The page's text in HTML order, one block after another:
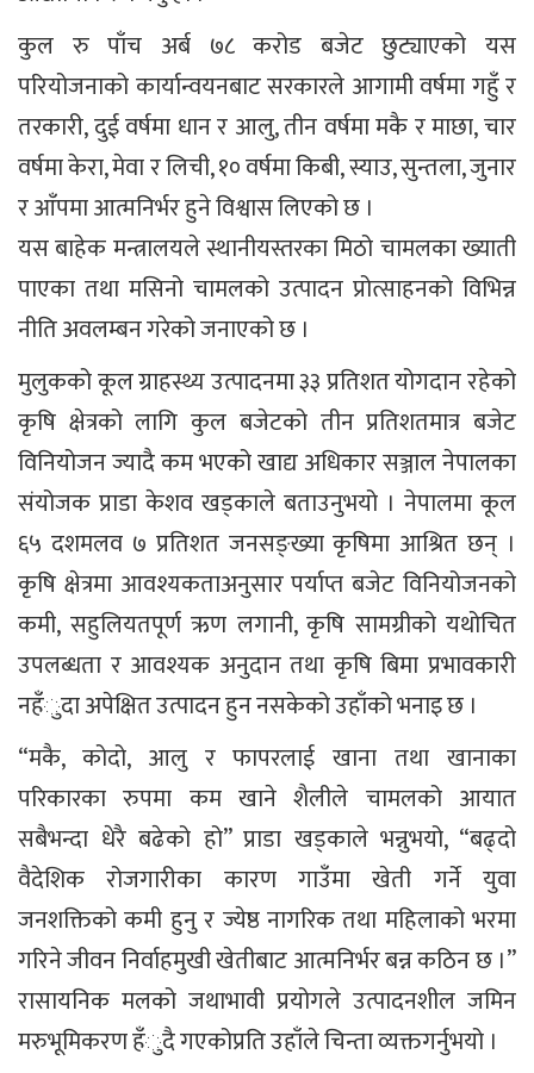
कुल रु पाँच अर्ब ७८ करोड बजेट छुट्याएको यस
परियोजनाको कार्यान्वयनबाट सरकारले आगामी वर्षमा गहुँ र
तरकारी, दुई वर्षमा धान र आलु, तीन वर्षमा मकै र माछा, चार
वर्षमा केरा, मेवा र लिची, १० वर्षमा किबी, स्याउ, सुन्तला, जुनार
र आँपमा आत्मनिर्भर हुने विश्वास लिएको छ ।
यस बाहेक मन्त्रालयले स्थानीयस्तरका मिठो चामलका ख्याती
पाएका तथा मसिनो चामलको उत्पादन प्रोत्साहनको विभिन्न
नीति अवलम्बन गरेको जनाएको छ ।
मुलुकको कूल ग्राहस्थ्य उत्पादनमा ३३ प्रतिशत योगदान रहेको
कृषि क्षेत्रको लागि कुल बजेटको तीन प्रतिशतमात्र बजेट
विनियोजन ज्यादै कम भएको खाद्य अधिकार सञ्जाल नेपालका
संयोजक प्राडा केशव खड्काले बताउनुभयो । नेपालमा कूल
६५ दशमलव ७ प्रतिशत जनसङ्ख्या कृषिमा आश्रित छन् ।
कृषि क्षेत्रमा आवश्यकताअनुसार पर्याप्त बजेट विनियोजनको
कमी, सहुलियतपूर्ण ऋण लगानी, कृषि सामग्रीको यथोचित
उपलब्धता र आवश्यक अनुदान तथा कृषि बिमा प्रभावकारी
नहँुदा अपेक्षित उत्पादन हुन नसकेको उहाँको भनाइ छ ।
“मकै, कोदो, आलु र फापरलाई खाना तथा खानाका
परिकारका रुपमा कम खाने शैलीले चामलको आयात
सबैभन्दा धेरै बढेको हो” प्राडा खड्काले भन्नुभयो, “बढ्दो
वैदेशिक रोजगारीका कारण गाउँमा खेती गर्ने युवा
जनशक्तिको कमी हुनु र ज्येष्ठ नागरिक तथा महिलाको भरमा
गरिने जीवन निर्वाहमुखी खेतीबाट आत्मनिर्भर बन्न कठिन छ ।”
रासायनिक मलको जथाभावी प्रयोगले उत्पादनशील जमिन
मरुभूमिकरण हँुदै गएकोप्रति उहाँले चिन्ता व्यक्तगर्नुभयो ।